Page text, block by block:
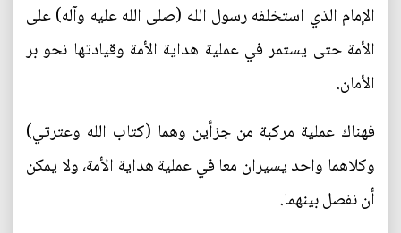
الإمام الذي استخلفه رسول الله (صلى الله عليه وآله) على
الأمة حتى يستمر في عملية هداية الأمة وقيادتها نحو بر
الأمان.
فهناك عملية مركبة من جزأين وهما (كتاب الله وعترتي)
وكلاهما واحد يسيران معا في عملية هداية الأمة، ولا يمكن
أن نفصل بينهما.